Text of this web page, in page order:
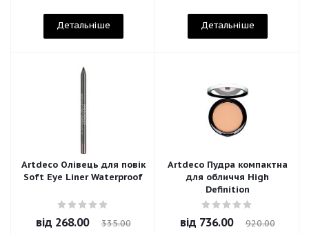
Детальніше Детальніше
Artdeco Олівець для повік
Soft Eye Liner Waterproof
від 268.00 335.00
Artdeco Пудра компактна
для обличчя High
Definition
від 736.00 920.00